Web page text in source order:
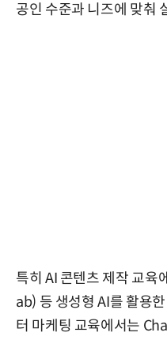
공인 수준과 니즈에 맞춰
특히 AI 콘텐츠 제작 교육
ab) 등 생성형 AI를 활용
터 마케팅 교육에서는